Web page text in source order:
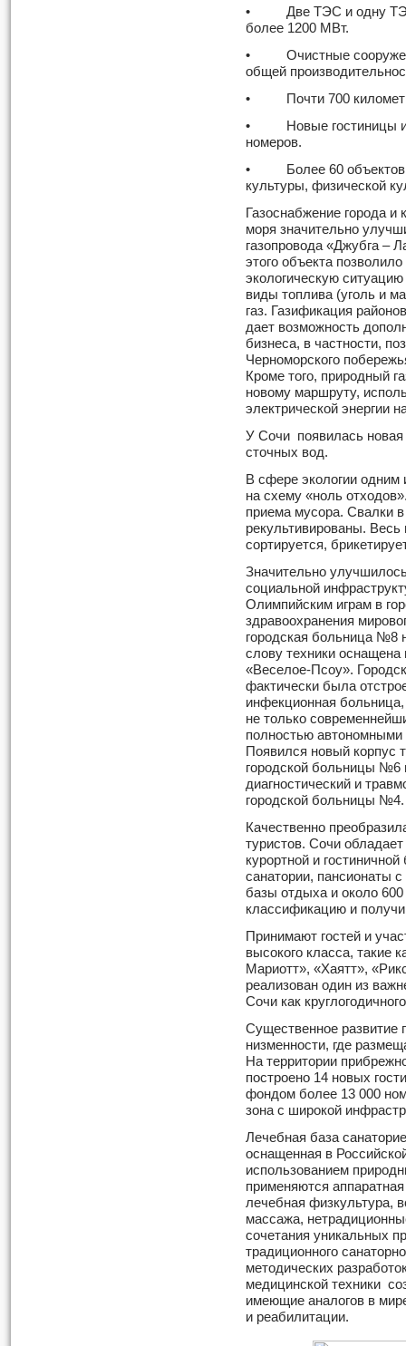
• Две ТЭС и одну ТЭЦ,
более 1200 МВт.
• Очистные
общей
• Почти 700
• Новые гостиницы и
номеров.
• Более 60 объектов
культуры, физической
Газоснабжение города и
моря значительно
газопровода «Джубга –
этого объекта
экологическую
виды топлива (уголь и
газ. Газификация
дает возможность
бизнеса, в частности,
Черноморского
Кроме того, природный
новому маршруту,
электрической энергии
У Сочи появилась новая
сточных вод.
В сфере экологии одним
на схему «ноль
приема мусора. Свалки
рекультивированы.
сортируется,
Значительно
социальной
Олимпийским играм в
здравоохранения
городская больница №8
слову техники оснащена
«Веселое-Псоу».
фактически была
инфекционная
не только
полностью
Появился новый корпус
городской больницы №6
диагностический и
городской больницы №4.
Качественно
туристов. Сочи
курортной и
санатории, пансионаты
базы отдыха и около
классификацию и
Принимают гостей и
высокого класса, такие
Мариотт», «Хаятт»,
реализован один из
Сочи как
Существенное развитие
низменности, где
На территории
построено 14 новых
фондом более 13 000
зона с широкой
Лечебная база
оснащенная в
использованием
применяются
лечебная физкультура,
массажа,
сочетания уникальных
традиционного
методических
медицинской техники
имеющие аналогов в
и реабилитации.